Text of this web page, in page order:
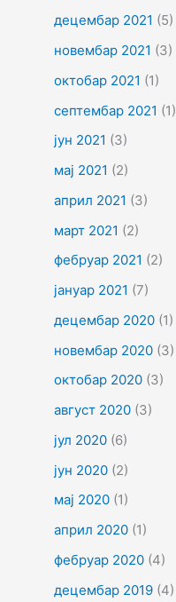
децембар 2021 (5)
новембар 2021 (3)
октобар 2021 (1)
септембар 2021 (1)
јун 2021 (3)
мај 2021 (2)
април 2021 (3)
март 2021 (2)
фебруар 2021 (2)
јануар 2021 (7)
децембар 2020(1)
новембар 2020(3)
октобар 2020(3)
август 2020(3)
јул 2020(6)
јун 2020(2)
мај 2020(1)
април 2020(1)
фебруар 2020(4)
децембар 2019(4)